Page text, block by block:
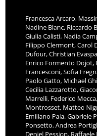
Francesca Arcaro,
Nadine Blanc, Riccardo
Giulia Calisti, Nadia
Filippo Clermont, Carol
Dufour, Christian
Enrico Formento Dojot,
Francesconi, Sofia
Paolo Gatto, Michael
Cecilia Lazzarotto,
Marrelli, Federico
Montrosset, Matteo
Emiliano Pala, Gabriele
Ponsetto, Andrea
Deniel Pession,